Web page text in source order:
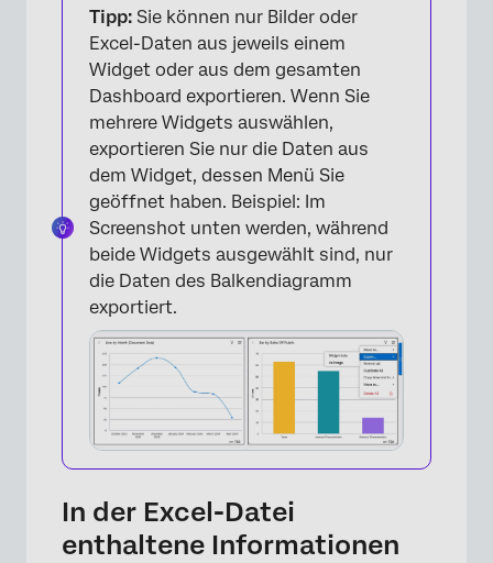
Tipp: Sie können nur Bilder oder
Excel-Daten aus jeweils einem
Widget oder aus dem gesamten
Dashboard exportieren. Wenn Sie
mehrere Widgets auswählen,
exportieren Sie nur die Daten aus
dem Widget, dessen Menü Sie
geöffnet haben. Beispiel: Im
Screenshot unten werden, während
beide Widgets ausgewählt sind, nur
die Daten des Balkendiagramm
exportiert.
In der Excel-Datei
enthaltene Informationen